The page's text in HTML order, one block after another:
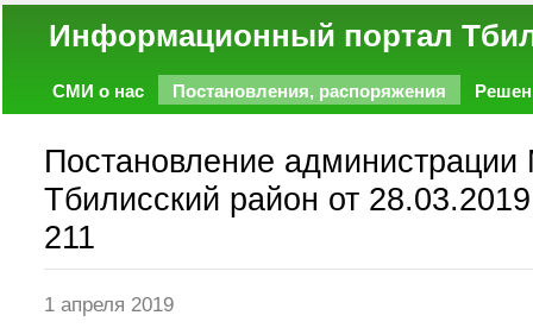
Информационный
СМИ о нас Постановления, распоряжения
Постановление
Тбилисский район от
211
1 апреля 2019